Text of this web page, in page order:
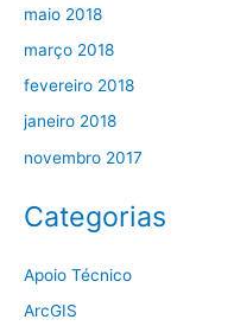
maio 2018
março 2018
fevereiro 2018
janeiro 2018
novembro 2017
Categorias
Apoio Técnico
ArcGIS